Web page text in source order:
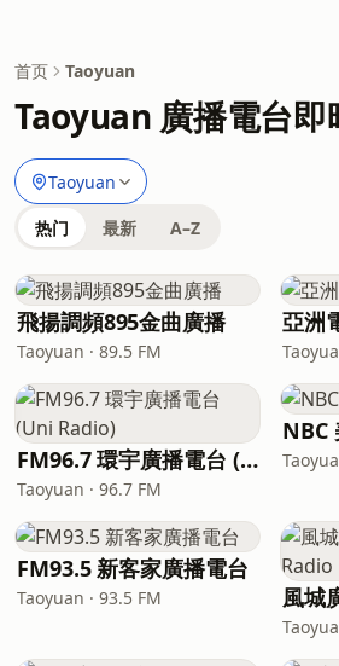
首页 Taoyuan
Taoyuan 廣播電台即
Taoyuan
热门 最新 A–Z
飛揚調頻895金曲廣播
Taoyuan · 89.5 FM
亞洲
FM96.7 環宇廣播電台 (Uni Radio)
Taoyuan · 96.7 FM
NBC
FM93.5 新客家廣播電台
Taoyuan · 93.5 FM